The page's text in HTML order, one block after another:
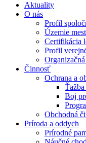
Aktuality
O nás
Profil
Územie
Certifikácia
Profil
Organizačná
Činnosť
Ochrana a
Boj
Obchodná
Príroda a oddych
Prírodné